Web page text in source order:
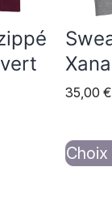
35,00 €
sur
la
page